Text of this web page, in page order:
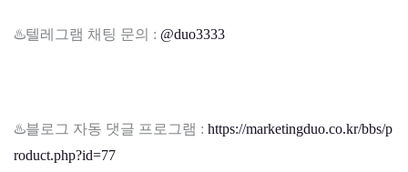
♨️텔레그램 채팅 문의 : @duo3333
♨️블로그 자동 댓글 프로그램 : https://marketingduo.co.kr/bbs/p
roduct.php?id=77